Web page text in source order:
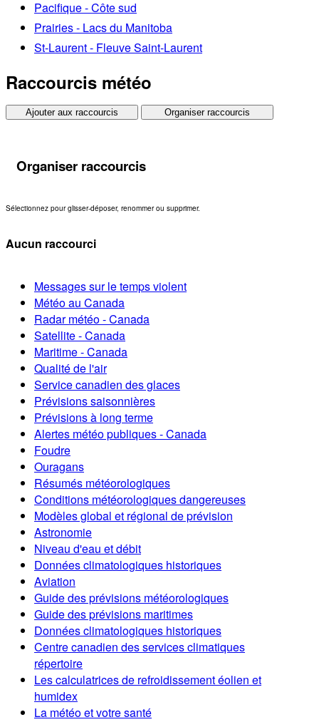
Pacifique - Côte sud
Prairies - Lacs du Manitoba
St-Laurent - Fleuve Saint-Laurent
Raccourcis météo
Ajouter aux raccourcis Organiser raccourcis
Organiser raccourcis
Sélectionnez pour glisser-déposer, renommer ou supprimer.
Aucun raccourci
Messages sur le temps violent
Météo au Canada
Radar météo - Canada
Satellite - Canada
Maritime - Canada
Qualité de l'air
Service canadien des glaces
Prévisions saisonnières
Prévisions à long terme
Alertes météo publiques - Canada
Foudre
Ouragans
Résumés météorologiques
Conditions météorologiques dangereuses
Modèles global et régional de prévision
Astronomie
Niveau d'eau et débit
Données climatologiques historiques
Aviation
Guide des prévisions météorologiques
Guide des prévisions maritimes
Données climatologiques historiques
Centre canadien des services climatiques
répertoire
Les calculatrices de refroidissement éolien et
humidex
La météo et votre santé